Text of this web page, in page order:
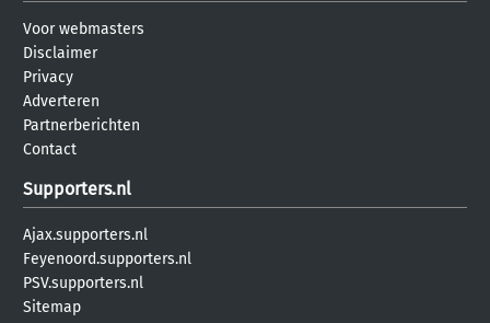
Voor webmasters
Disclaimer
Privacy
Adverteren
Partnerberichten
Contact
Supporters.nl
Ajax.supporters.nl
Feyenoord.supporters.nl
PSV.supporters.nl
Sitemap